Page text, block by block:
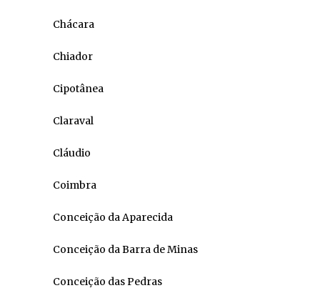
Chácara
Chiador
Cipotânea
Claraval
Cláudio
Coimbra
Conceição da Aparecida
Conceição da Barra de Minas
Conceição das Pedras